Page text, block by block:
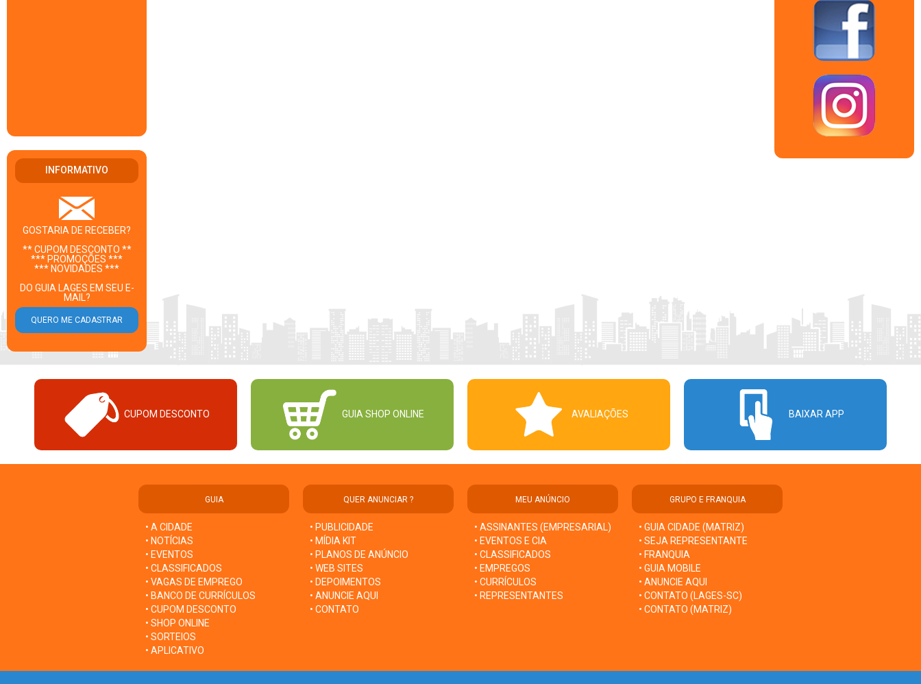
INFORMATIVO
GOSTARIA DE RECEBER?
** CUPOM DESCONTO **
*** PROMOÇÕES ***
*** NOVIDADES ***
DO GUIA LAGES EM SEU E-
MAIL?
CUPOM DESCONTO GUIA SHOP ONLINE AVALIAÇÕES BAIXAR APP
GUIA
• A CIDADE
• NOTÍCIAS
• EVENTOS
• CLASSIFICADOS
• VAGAS DE EMPREGO
• BANCO DE CURRÍCULOS
• CUPOM DESCONTO
• SHOP ONLINE
• SORTEIOS
• APLICATIVO
QUER ANUNCIAR ?
• PUBLICIDADE
• MÍDIA KIT
• PLANOS DE ANÚNCIO
• WEB SITES
• DEPOIMENTOS
• ANUNCIE AQUI
• CONTATO
MEU ANÚNCIO
• ASSINANTES (EMPRESARIAL)
• EVENTOS E CIA
• CLASSIFICADOS
• EMPREGOS
• CURRÍCULOS
• REPRESENTANTES
GRUPO E FRANQUIA
• GUIA CIDADE (MATRIZ)
• SEJA REPRESENTANTE
• FRANQUIA
• GUIA MOBILE
• ANUNCIE AQUI
• CONTATO (LAGES-SC)
• CONTATO (MATRIZ)